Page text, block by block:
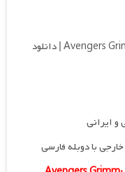
دانلود فیلم جدید Avengers Grimm: Time Wars 2018 | دانلود
و ایرانی
با دوبله فارسی